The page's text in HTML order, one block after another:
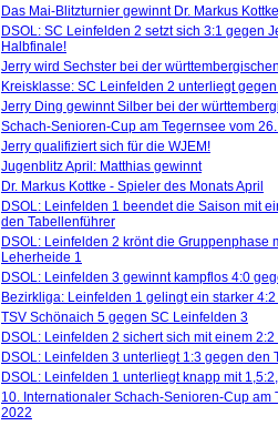
Das Mai-Blitzturnier gewinnt Dr. Markus
DSOL: SC Leinfelden 2 setzt sich 3:1 gegen
Halbfinale!
Jerry wird Sechster bei der
Kreisklasse: SC Leinfelden 2 unterliegt
Jerry Ding gewinnt Silber bei der
Schach-Senioren-Cup am Tegernsee vom
Jerry qualifiziert sich für die WJEM!
Jugenblitz April: Matthias gewinnt
Dr. Markus Kottke - Spieler des Monats April
DSOL: Leinfelden 1 beendet die Saison mit
den Tabellenführer
DSOL: Leinfelden 2 krönt die Gruppenphase
Leherheide 1
DSOL: Leinfelden 3 gewinnt kampflos 4:0
Bezirkliga: Leinfelden 1 gelingt ein starker
TSV Schönaich 5 gegen SC Leinfelden 3
DSOL: Leinfelden 2 sichert sich mit einem
DSOL: Leinfelden 3 unterliegt 1:3 gegen den
DSOL: Leinfelden 1 unterliegt knapp mit
10. Internationaler Schach-Senioren-Cup am
2022